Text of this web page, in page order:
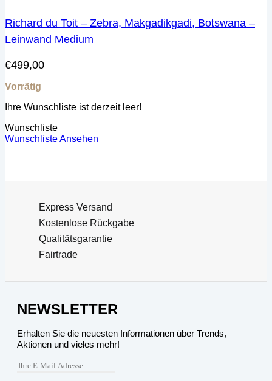
Richard du Toit – Zebra, Makgadikgadi, Botswana –
Leinwand Medium
€499,00
Vorrätig
Ihre Wunschliste ist derzeit leer!
Wunschliste
Wunschliste Ansehen
Express Versand
Kostenlose Rückgabe
Qualitätsgarantie
Fairtrade
NEWSLETTER
Erhalten Sie die neuesten Informationen über Trends,
Aktionen und vieles mehr!